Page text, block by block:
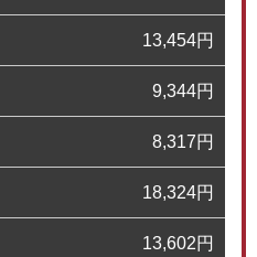
13,454円
9,344円
8,317円
18,324円
13,602円